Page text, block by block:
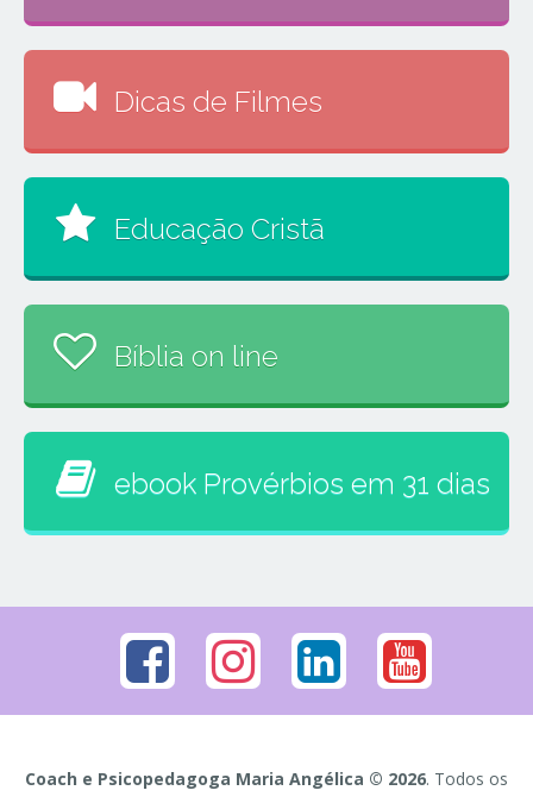
Dicas de Filmes
Educação Cristã
Bíblia on line
ebook Provérbios em 31 dias
Coach e Psicopedagoga Maria Angélica © 2026. Todos os